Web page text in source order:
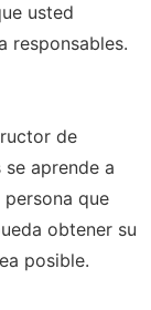
usted
responsables.
de
aprende a
que
obtener su
posible.